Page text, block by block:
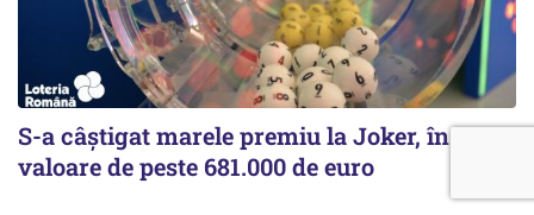
S-a câștigat marele premiu la Joker, în
valoare de peste 681.000 de euro